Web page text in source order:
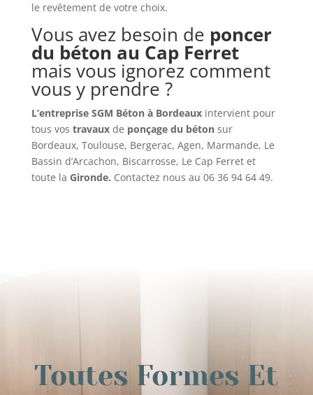
le revêtement de votre choix.
Vous avez besoin de poncer
du béton au Cap Ferret
mais vous ignorez comment
vous y prendre ?
L’entreprise SGM Béton à Bordeauxintervient pour
tous vos travauxde ponçage du béton sur
Bordeaux, Toulouse, Bergerac, Agen, Marmande, Le
Bassin d’Arcachon, Biscarrosse, Le Cap Ferret et
toute la Gironde. Contactez nous au 06 36 94 64 49.
Toutes Formes Et